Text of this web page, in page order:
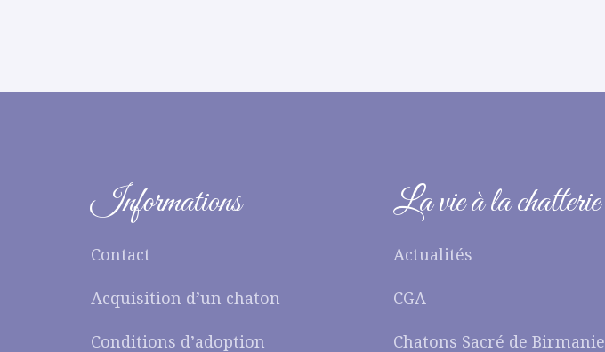
Informations
Contact
Acquisition d’un chaton
Conditions d’adoption
La vie à la chatterie
Actualités
CGA
Chatons Sacré de Birmanie